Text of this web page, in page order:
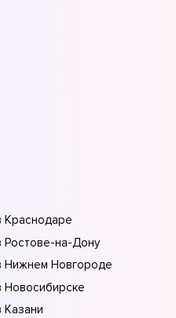
Краснодаре
Ростове-на-Донy
Нижнем Новгороде
Новосибирске
Казани